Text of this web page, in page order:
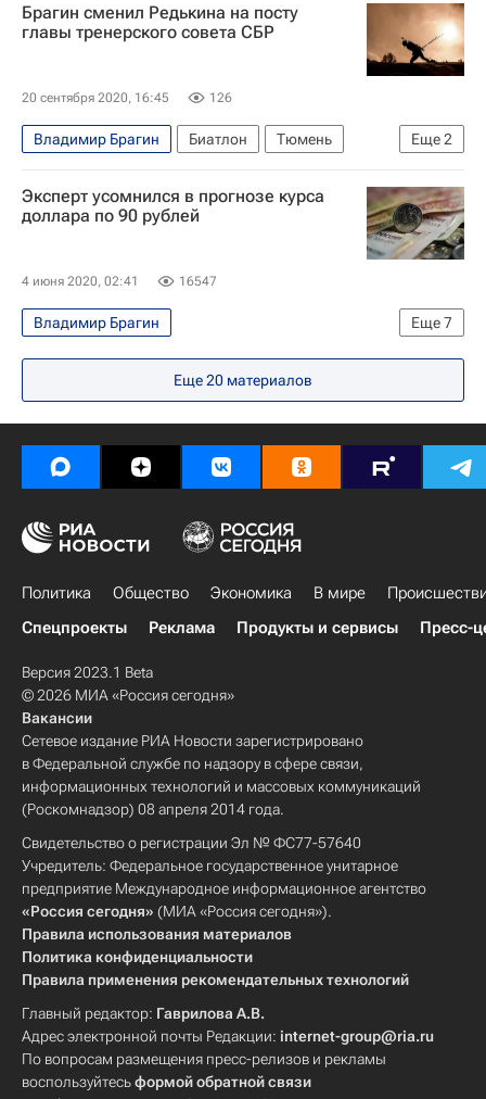
Брагин сменил Редькина на посту
главы тренерского совета СБР
20 сентября 2020, 16:45 126
Еще2
Владимир Брагин Биатлон
Тюмень
Союз биатлонистов России (СБР)
Евгений Редькин
Эксперт усомнился в прогнозе курса
доллара по 90 рублей
4 июня 2020, 02:41 16547
Еще7
Владимир Брагин
Ситуация с курсами валют и ценами на нефть
Андрей Костин (банкир)
Эльвира Набиуллина
Динамика курсов валют
Еще20 материалов
Политика Общество Экономика В мире
Спецпроекты
Реклама Продукты и сервисы Пресс-
Версия 2023.1 Beta
© 2026 МИА «Россия сегодня»
Вакансии
Сетевое издание РИА Новости зарегистрировано
в Федеральной службе по надзору в сфере связи,
информационных технологий и массовых коммуникаций
(Роскомнадзор) 08 апреля 2014 года.
Свидетельство о регистрации Эл № ФС77-57640
Учредитель: Федеральное государственное унитарное
предприятие Международное информационное агентство
«Россия сегодня» (МИА «Россия сегодня»).
Правила использования материалов
Политика конфиденциальности
Правила применения рекомендательных технологий
Главный редактор: Гаврилова А.В.
Адрес электронной почты Редакции: internet-group@ria.ru
По вопросам размещения пресс-релизов и рекламы
воспользуйтесьформой обратной связи